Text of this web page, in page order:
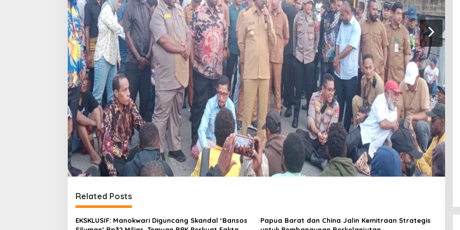
Related Posts
EKSKLUSIF: Manokwari Diguncang Skandal ‘Bansos
Papua Barat dan China Jalin Kemitraan Strategis